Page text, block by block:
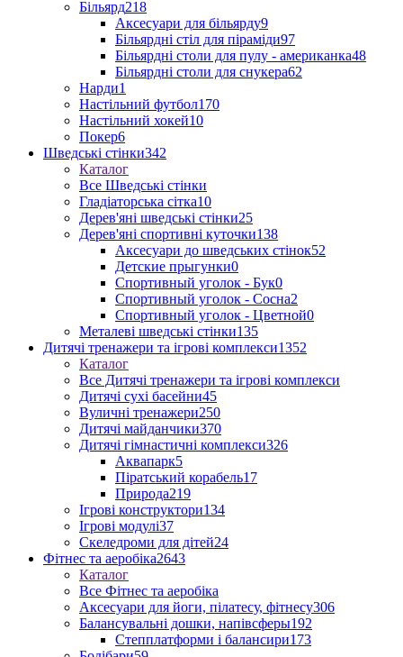
Більярд218
Аксесуари для більярду9
Більярдні стіл для піраміди97
Більярдні столи для пулу - американка48
Більярдні столи для снукера62
Нарди1
Настільний футбол170
Настільний хокей10
Покер6
Шведські стінки342
Каталог
Все Шведські стінки
Гладіаторська сітка10
Дерев'яні шведські стінки25
Дерев'яні спортивні куточки138
Аксесуари до шведських стінок52
Детские прыгунки0
Спортивный уголок - Бук0
Спортивный уголок - Сосна2
Спортивный уголок - Цветной0
Металеві шведські стінки135
Дитячі тренажери та ігрові комплекси1352
Каталог
Все Дитячі тренажери та ігрові комплекси
Дитячі сухі басейни45
Вуличні тренажери250
Дитячі майданчики370
Дитячі гімнастичні комплекси326
Аквапарк5
Піратський корабель17
Природа219
Ігрові конструктори134
Ігрові модулі37
Скеледроми для дітей24
Фітнес та аеробіка2643
Каталог
Все Фітнес та аеробіка
Аксесуари для йоги, пілатесу, фітнесу306
Балансувальні дошки, напівсферы192
Степплатформи і балансири173